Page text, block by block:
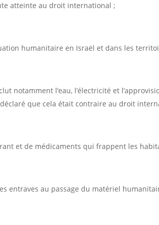
atteinte au droit international ;
humanitaire en Israël et dans les
notamment l’eau, l’électricité et
que cela était contraire au droit
et de médicaments qui frappent les
entraves au passage du matériel